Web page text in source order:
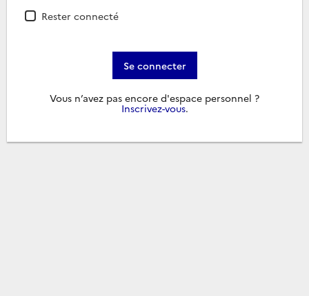
Rester connecté
Se connecter
Vous n’avez pas encore d'espace personnel ?
Inscrivez-vous.